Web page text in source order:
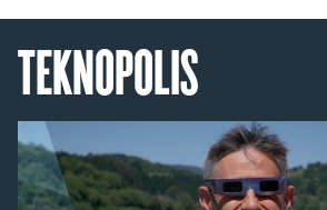
TEKNOPOLIS